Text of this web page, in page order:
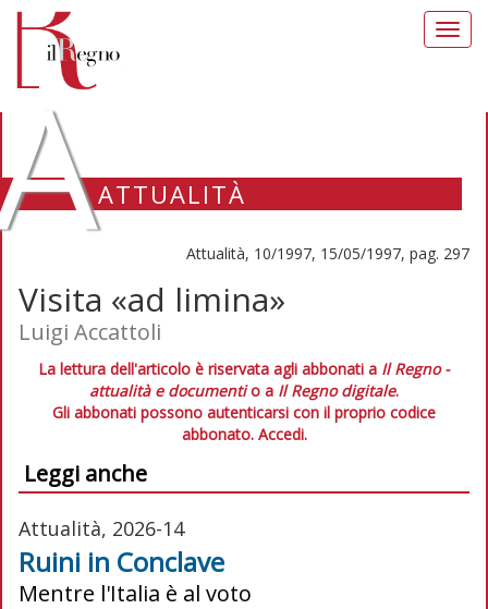
ATTUALITÀ
Attualità, 10/1997, 15/05/1997, pag. 297
Visita «ad limina»
Luigi Accattoli
La lettura dell'articolo è riservata agli abbonati a Il Regno -
attualità e documentio a Il Regno digitale.
Gli abbonati possono autenticarsi con il proprio codice
abbonato. Accedi.
Leggi anche
Attualità, 2026-14
Ruini in Conclave
Mentre l'Italia è al voto